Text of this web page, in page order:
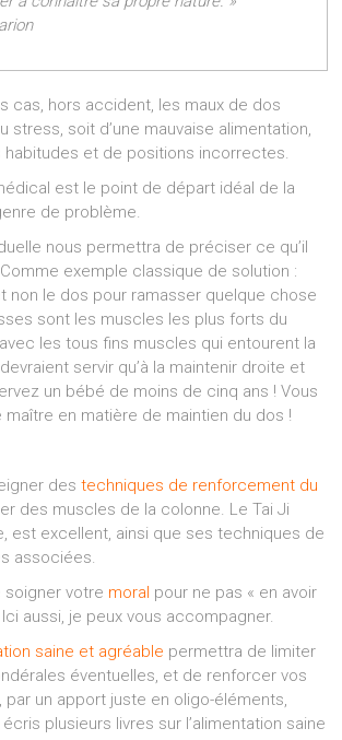
cas, hors accident, les maux de dos
stress, soit d’une mauvaise alimentation,
habitudes et de positions incorrectes.
est le point de départ idéal de la
de problème.
nous permettra de préciser ce qu’il
exemple classique de solution :
non le dos pour ramasser quelque chose
sont les muscles les plus forts du
les tous fins muscles qui entourent la
servir qu’à la maintenir droite et
un bébé de moins de cinq ans ! Vous
maître en matière de maintien du dos !
destechniques de renforcement du
des muscles de la colonne. Le Tai Ji
est excellent, ainsi que ses techniques de
associées.
soigner votre moral pour ne pas « en avoir
aussi, je peux vous accompagner.
saine et agréable permettra de limiter
éventuelles, et de renforcer vos
par un apport juste en oligo-éléments,
écris plusieurs livres sur l’alimentation saine